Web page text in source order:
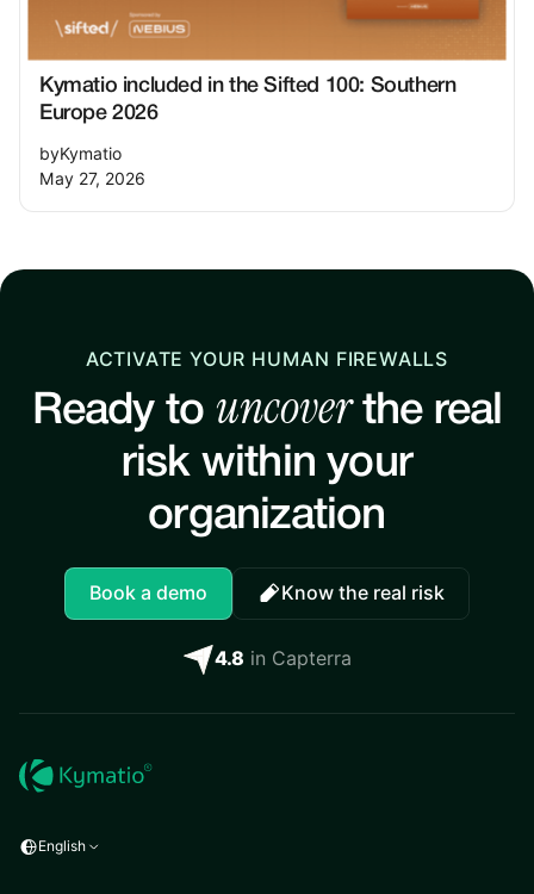
Kymatio included in the Sifted 100: Southern
Europe 2026
byKymatio
May 27, 2026
ACTIVATE YOUR HUMAN FIREWALLS
Ready to uncoverthe real
risk within your
organization
Book a demo Know the real risk
4.8 in Capterra
English